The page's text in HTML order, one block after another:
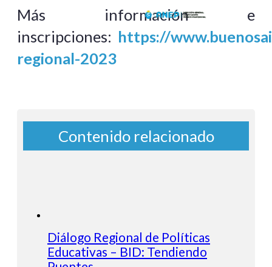
Más información e
inscripciones: https://
regional-2023
Contenido relacionado
Diálogo Regional de Políticas
Educativas – BID: Tendiendo